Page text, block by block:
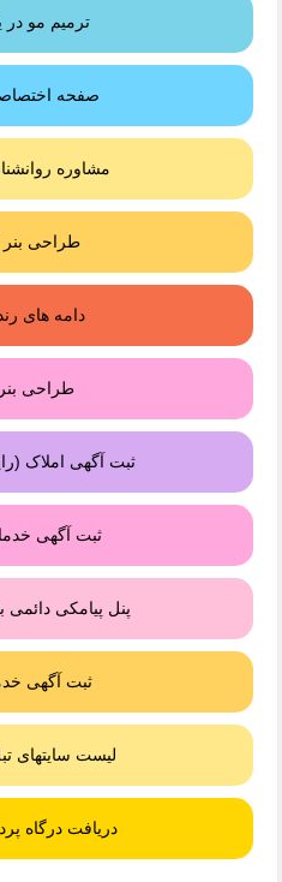
ترمیم مو
صفحه
مشاوره
طراحی بنر
دامه های
طراحی
ثبت آگهی املاک
ثبت آگهی
پنل پیامکی دائمی
ثبت آگهی
لیست سایتهای
دریافت درگاه